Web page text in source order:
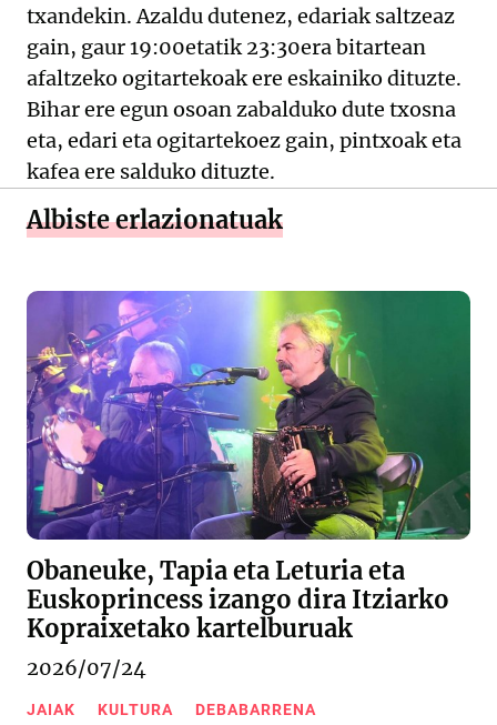
txandekin. Azaldu dutenez, edariak saltzeaz
gain, gaur 19:00etatik 23:30era bitartean
afaltzeko ogitartekoak ere eskainiko dituzte.
Bihar ere egun osoan zabalduko dute txosna
eta, edari eta ogitartekoez gain, pintxoak eta
kafea ere salduko dituzte.
Albiste erlazionatuak
Obaneuke, Tapia eta Leturia eta
Euskoprincess izango dira Itziarko
Kopraixetako kartelburuak
2026/07/24
JAIAK KULTURA DEBABARRENA